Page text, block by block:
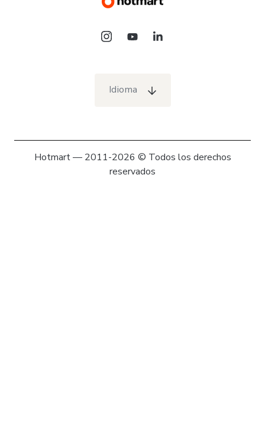
Idioma
Hotmart — 2011-2026 © Todos los derechos
reservados